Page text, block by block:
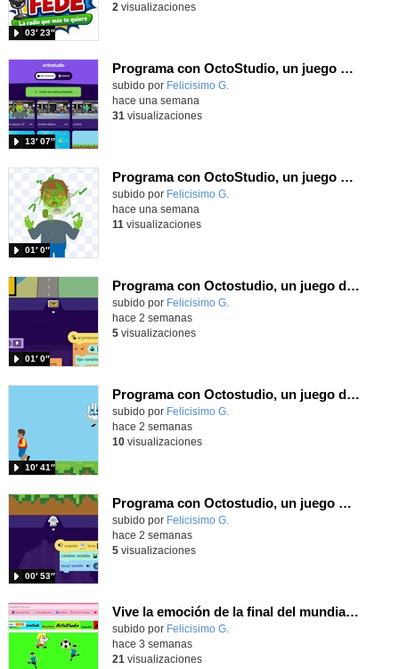
03′ 23″
2 visualizaciones
Programa con OctoStudio, un juego de disparos contra Zombies con un cargador basado en el House of the dead
Contenido educativo.
subido por Felicisimo G.
13′ 07″
hace una semana
31 visualizaciones
Programa con OctoStudio, un juego homenajeando al House of the dead con Zombies
Contenido educativo.
subido por Felicisimo G.
01′ 0″
hace una semana
11 visualizaciones
Programa con Octostudio, un juego de Educación Víal cruzando un paso de cebra.
Contenido educativo.
subido por Felicisimo G.
01′ 0″
hace 2 semanas
5visualizaciones
Programa con Octostudio, un juego de 4 personajes ganando la copa del mundo saltando y esquivando rivales.
Contenido educativo.
subido por Felicisimo G.
10′ 41″
hace 2 semanas
10visualizaciones
Programa con Octostudio, un juego moviendo la tablet para ganar con España, el mundial 2026
Contenido educativo.
subido por Felicisimo G.
00′ 53″
hace 2 semanas
5visualizaciones
Vive la emoción de la final del mundial programando con Scratch, un juego de toques y esquivar contrarios
Contenido educativo.
subido por Felicisimo G.
hace 3 semanas
21 visualizaciones